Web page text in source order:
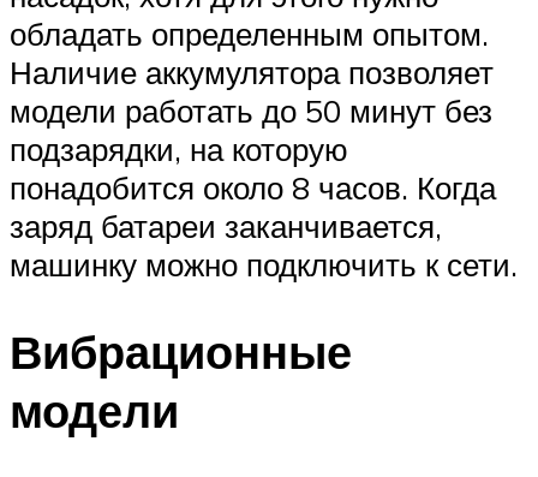
обладать определенным опытом.
Наличие аккумулятора позволяет
модели работать до 50 минут без
подзарядки, на которую
понадобится около 8 часов. Когда
заряд батареи заканчивается,
машинку можно подключить к сети.
Вибрационные
модели